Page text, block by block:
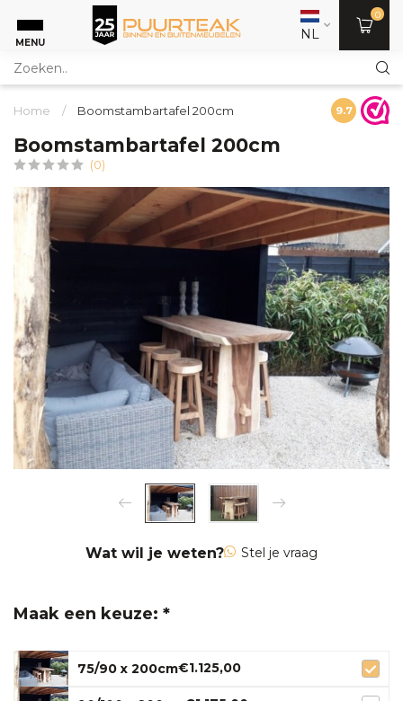
MENU NL
0
Home / Boomstambartafel 200cm 9.7
Boomstambartafel 200cm
(0)
Wat wil je weten? Stel je vraag
Maak een keuze: *
75/90 x 200cm€1.125,00